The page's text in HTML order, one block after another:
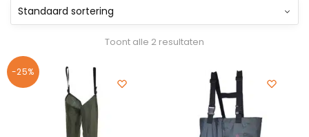
Toont alle 2 resultaten
-25%